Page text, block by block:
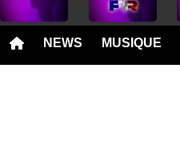
NEWS MUSIQUE